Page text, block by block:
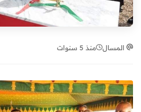
المسال منذ 5 سنوات